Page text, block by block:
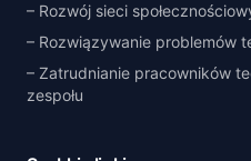
Rozwój sieci
Rozwiązywanie problemów
Zatrudnianie pracowników
zespołu